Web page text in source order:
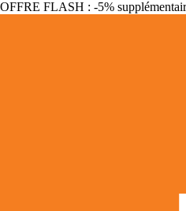
OFFRE FLASH : -5%